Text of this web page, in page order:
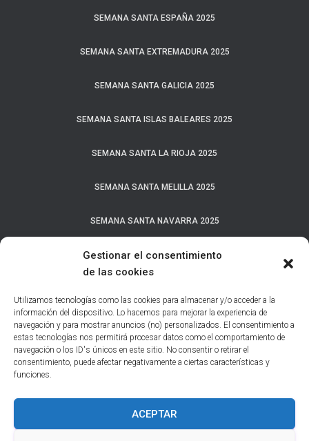
Gestionar el consentimiento
de las cookies
Utilizamos tecnologías como las cookies para almacenar y/o acceder a la
información del dispositivo. Lo hacemos para mejorar la experiencia de
navegación y para mostrar anuncios (no) personalizados. El consentimiento a
estas tecnologías nos permitirá procesar datos como el comportamiento de
navegación o los ID's únicos en este sitio. No consentir o retirar el
consentimiento, puede afectar negativamente a ciertas características y
funciones.
ACEPTAR
SEMANA SANTA ESPAÑA 2025
SEMANA SANTA EXTREMADURA 2025
SEMANA SANTA GALICIA 2025
SEMANA SANTA ISLAS BALEARES 2025
SEMANA SANTA LA RIOJA 2025
SEMANA SANTA MELILLA 2025
SEMANA SANTA NAVARRA 2025
SEMANA SANTA PAÍS VASCO 2025
SEMANA SANTA PROVINCIA DE ALBACETE 2025
SEMANA SANTA PROVINCIA DE ÁVILA 2025